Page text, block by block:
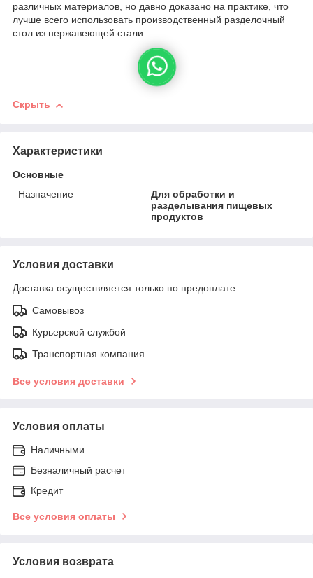
различных материалов, но давно доказано на практике, что
лучше всего использовать производственный разделочный
стол из нержавеющей стали.
Скрыть
Характеристики
Основные
Назначение
Для обработки и
разделывания пищевых
продуктов
Условия доставки
Доставка осуществляется только по предоплате.
Самовывоз
Курьерской службой
Транспортная компания
Все условия доставки
Условия оплаты
Наличными
Безналичный расчет
Кредит
Все условия оплаты
Условия возврата